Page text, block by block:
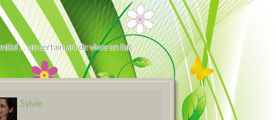
… un certain art de vivre en fait
Sylvie